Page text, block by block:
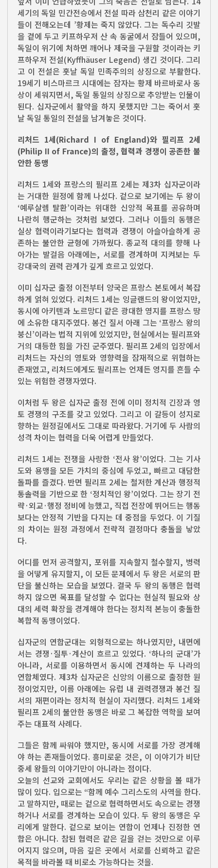
세기의 독일 민간전승에서 전설 따라 삼천리 같은 이야기
들이 전해오는데 ’황제는 죽지 않았다. 그는 독수리 깃발
을 곁에 두고 키프하우저 산 속 동굴에서 잠들어 있으며,
독일이 위기에 처하면 깨어나 제국을 구원할 것이라는 키
프하우저 전설(Kyffhäuser Legend) 생긴 것이다. 그리
고 이 전설은 훗날 독일 민족주의의 상징으로 부활한다.
19세기 비스마르크 시대에는 잠자는 황제 바르바로사 동
상이 세워지면서, 독일 통일의 상징으로 추앙받는 인물이
된다. 십자군에서 활약을 하지 못했지만 그는 죽어서 훗
날 독일 통일의 전설을 남겨놓은 것이다.
리처드 1세(Richard I of England)와 필리프 2세
(Philip II of France)의 출정, 협력과 경쟁이 공존한 불
안한 동맹
리처드 1세와 프랑스의 필리프 2세는 제3차 십자군이라
는 거대한 원정에 함께 나섰다. 겉으로 보기에는 두 왕이
‘예루살렘 탈환’이라는 위대한 신앙적 목표를 공유하며
나란히 행군하는 것처럼 보였다. 그러나 이들의 동행은
실상 협력이라기보다는 협력과 경쟁이 아슬아슬하게 공
존하는 불안한 균형에 가까웠다. 종교적 대의를 향해 나
아가는 발걸음 아래에는, 서로를 경계하며 지켜보는 두
강대국의 권력 관계가 깊게 흐르고 있었다.
이미 십자군 출정 이전부터 양국은 프랑스 본토에서 복잡
하게 얽혀 있었다. 리처드 1세는 잉글랜드의 왕이었지만,
동시에 아키텐과 노르망디 같은 광대한 영지를 프랑스 땅
에 소유한 대지주였다. 봉건 질서 아래 그는 ‘프랑스 왕의
붕신’이라는 법적 지위에 있었지만, 현실에서는 필리프와
거의 대등한 힘을 가진 군주였다. 필리프 2세의 입장에서
리처드는 자신의 영토와 영향력을 잠재적으로 위협하는
존재였고, 리처드에게도 필리프는 언제든 영지를 흔들 수
있는 위험한 경쟁자였다.
이처럼 두 왕은 십자군 출정 전에 이미 정치적 긴장과 영
토 경쟁의 구조를 갖고 있었다. 그리고 이 갈등이 성지로
향하는 원정길에서도 그대로 따라왔다. 거기에 두 사람의
성격 차이는 협력을 더욱 어렵게 만들었다.
리처드 1세는 전쟁을 사랑한 ‘전사 왕’이었다. 그는 기사
도와 용맹을 모든 가치의 중심에 두었고, 빠르고 대담한
돌파를 즐겼다. 반면 필리프 2세는 철저한 계산과 행정적
통솔력을 기반으로 한 ‘정치적인 왕’이었다. 그는 장기 전
략·외교·행정 정비에 능했고, 직접 전장에 뛰어드는 행동
보다는 안정적 기반을 다지는 데 중점을 두었다. 이 기질
의 차이는 원정 과정에서 전략적 결정마다 충돌을 낳았
다.
어디를 먼저 공격할지, 포위를 지속할지 철수할지, 병력
을 어떻게 유지할지, 이 모든 문제에서 두 왕은 서로의 판
단을 불신하는 모습을 보였다. 결국 두 왕의 동행은 협력
하지 않으면 목표를 달성할 수 없다는 현실적 필요와 상
대의 세력 확장을 경계해야 한다는 정치적 본능이 충돌한
복합적 동맹이었다.
십자군의 연합군대는 외형적으로는 하나였지만, 내면에
서는 경쟁·질투·계산이 흐르고 있었다. ‘하나의 군대’가
아니라, 서로를 이용하면서 동시에 견제하는 두 나라의
연합체였다. 제3차 십자군은 신앙의 이름으로 출정한 원
정이었지만, 이름 아래에는 유럽 내 권력경쟁과 봉건 질
서의 재편이라는 정치적 현실이 자리했다. 리처드 1세와
필리프 2세의 불안한 동맹은 바로 그 복잡한 역학을 보여
주는 대표적 사례다.
그들은 함께 싸워야 했지만, 동시에 서로를 가장 경계해
야 하는 존재들이었다. 흥미로운 것은, 이 이야기가 비단
중세 왕들의 이야기만이 아니라는 점이다.
오늘의 선교와 교회에서도 우리는 같은 상황을 볼 때가
많이 있다. 입으로는 “함께 예수 그리스도의 사역을 한다.
고 말하지만, 때로는 겉으로 협력하면서도 속으로는 경쟁
하거나 서로를 경계하는 모습이 있다. 두 왕의 동맹은 우
리에게 말한다. 겉으로 보이는 연합이 언제나 진정한 연
합은 아니다. 참된 협력은 같은 길을 걷는 것만으로 이루
어지지 않으며, 마음 깊은 곳에서 서로를 신뢰하고 같은
목적을 바라볼 때 비로소 가능하다는 것을.